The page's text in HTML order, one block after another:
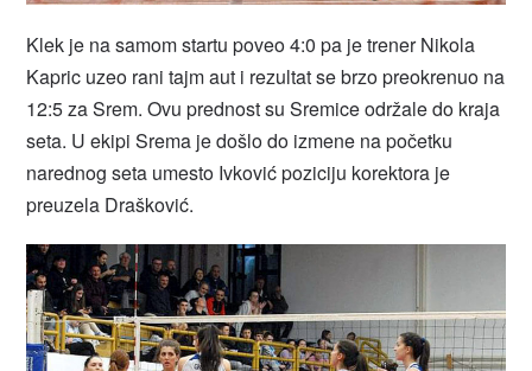
Klek je na samom startu poveo 4:0 pa je trener Nikola
Kapric uzeo rani tajm aut i rezultat se brzo preokrenuo na
12:5 za Srem. Ovu prednost su Sremice održale do kraja
seta. U ekipi Srema je došlo do izmene na početku
narednog seta umesto Ivković poziciju korektora je
preuzela Drašković.